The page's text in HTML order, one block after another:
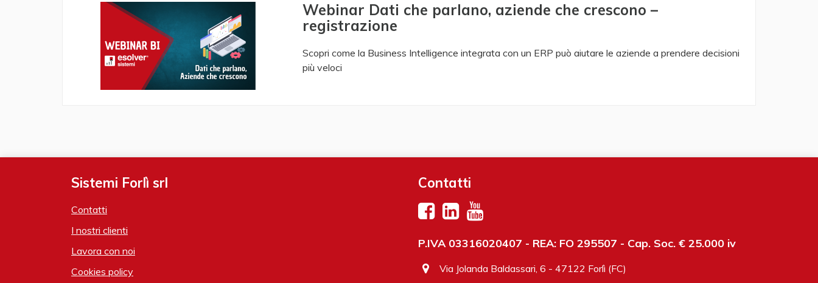
Webinar Dati che parlano, aziende che crescono –
registrazione
Scopri come la Business Intelligence integrata con un ERP può aiutare le aziende a prendere decisioni
più veloci
Sistemi Forlì srl
Contatti
I nostri clienti
Lavora con noi
Cookies policy
Contatti
P.IVA 03316020407 - REA: FO 295507 - Cap. Soc. € 25.000 iv
Via Jolanda Baldassari, 6 - 47122 Forlì (FC)